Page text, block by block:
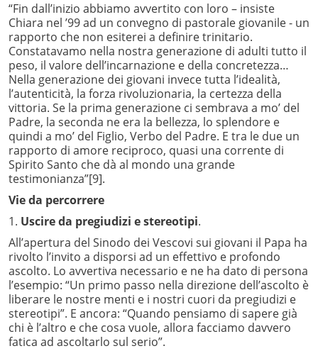
“Fin dall’inizio abbiamo avvertito con loro – insiste
Chiara nel ’99 ad un convegno di pastorale giovanile - un
rapporto che non esiterei a definire trinitario.
Constatavamo nella nostra generazione di adulti tutto il
peso, il valore dell’incarnazione e della concretezza…
Nella generazione dei giovani invece tutta l’idealità,
l’autenticità, la forza rivoluzionaria, la certezza della
vittoria. Se la prima generazione ci sembrava a mo’ del
Padre, la seconda ne era la bellezza, lo splendore e
quindi a mo’ del Figlio, Verbo del Padre. E tra le due un
rapporto di amore reciproco, quasi una corrente di
Spirito Santo che dà al mondo una grande
testimonianza”[9].
Vie da percorrere
1. Uscire da pregiudizi e stereotipi.
All’apertura del Sinodo dei Vescovi sui giovani il Papa ha
rivolto l’invito a disporsi ad un effettivo e profondo
ascolto. Lo avvertiva necessario e ne ha dato di persona
l’esempio: “Un primo passo nella direzione dell’ascolto è
liberare le nostre menti e i nostri cuori da pregiudizi e
stereotipi”. E ancora: “Quando pensiamo di sapere già
chi è l’altro e che cosa vuole, allora facciamo davvero
fatica ad ascoltarlo sul serio”.